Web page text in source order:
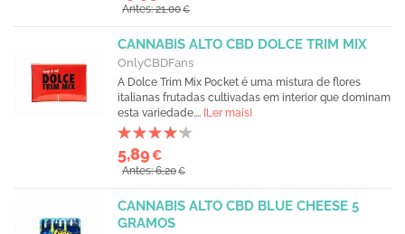
Antes: 21,00€
CANNABIS ALTO CBD DOLCE TRIM MIX
OnlyCBDFans
A Dolce Trim Mix Pocket é uma mistura de flores
italianas frutadas cultivadas em interior que dominam
esta variedade.... [Ler mais]
5,89€
Antes: 6,20€
CANNABIS ALTO CBD BLUE CHEESE 5
GRAMOS